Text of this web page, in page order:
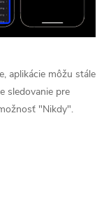
aplikácie môžu stále
sledovanie pre
"Nikdy".